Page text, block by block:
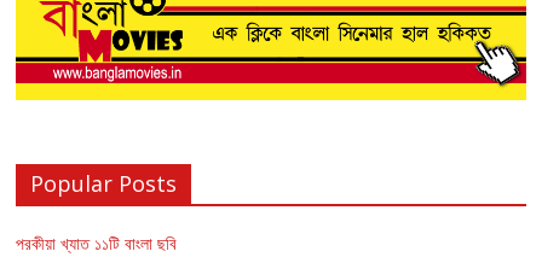
Popular Posts
পরকীয়া খ্যাত ১১টি বাংলা ছবি